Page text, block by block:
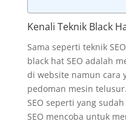
Kenali Teknik Black
Sama seperti teknik
black hat SEO adalah
di website namun cara
pedoman mesin
SEO seperti yang
SEO mencoba untuk